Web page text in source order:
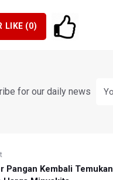
LIKE (0)
for our daily news
Pangan Kembali Temukan